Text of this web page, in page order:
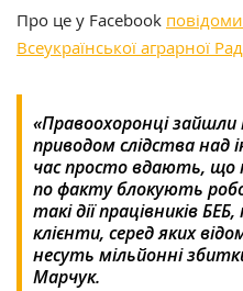
Про це у Facebook
Всеукраїнської аграрної
«Правоохоронці
приводом слідства над
час просто вдають, що
по факту блокують
такі дії працівників
клієнти, серед яких
несуть мільйонні
Марчук.